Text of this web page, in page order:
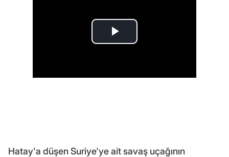
Hatay'a düşen Suriye'ye ait savaş uçağının